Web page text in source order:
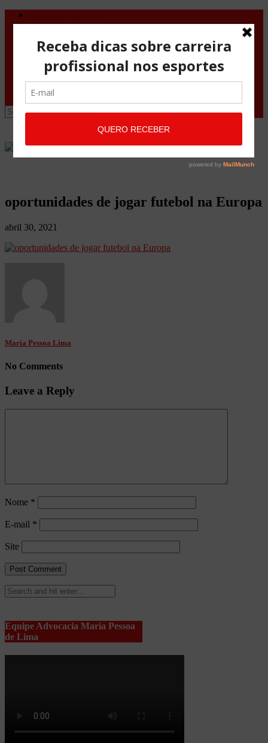
Vistos de viagem
Orientações Gerais
Fale Conosco
Advocacia Maria Pessoa
Advocacia Maria Pessoa Desportivo
oportunidades de jogar futebol na Europa
abril 30, 2021
Maria Pessoa Lima
No Comments
Leave a Reply
Nome *
E-mail *
Site
Equipe Advocacia Maria Pessoa
de Lima